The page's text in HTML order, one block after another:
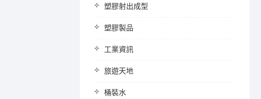
塑膠射出成型
塑膠製品
工業資訊
旅遊天地
桶裝水